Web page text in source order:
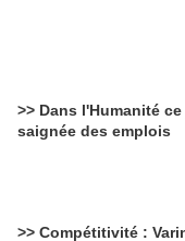
>> Dans l'Humanité
saignée des emplois
>> Compétitivité :